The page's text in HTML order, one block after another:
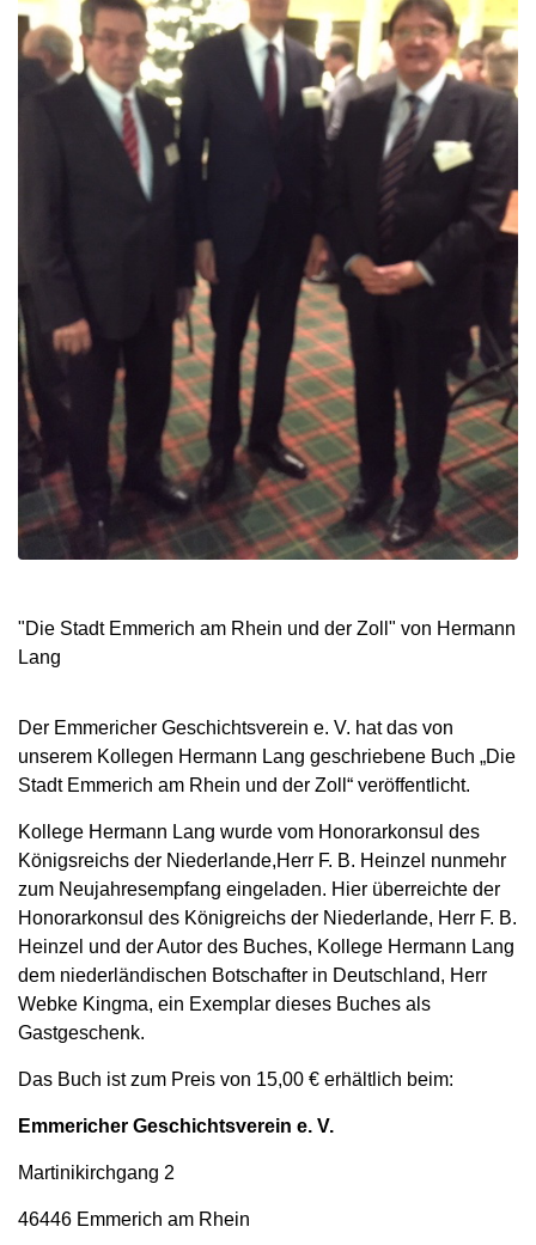
"Die Stadt Emmerich am Rhein und der Zoll" von Hermann
Lang
Der Emmericher Geschichtsverein e. V. hat das von
unserem Kollegen Hermann Lang geschriebene Buch „Die
Stadt Emmerich am Rhein und der Zoll“ veröffentlicht.
Kollege Hermann Lang wurde vom Honorarkonsul des
Königsreichs der Niederlande,Herr F. B. Heinzel nunmehr
zum Neujahresempfang eingeladen. Hier überreichte der
Honorarkonsul des Königreichs der Niederlande, Herr F. B.
Heinzel und der Autor des Buches, Kollege Hermann Lang
dem niederländischen Botschafter in Deutschland, Herr
Webke Kingma, ein Exemplar dieses Buches als
Gastgeschenk.
Das Buch ist zum Preis von 15,00 € erhältlich beim:
Emmericher Geschichtsverein e. V.
Martinikirchgang 2
46446 Emmerich am Rhein